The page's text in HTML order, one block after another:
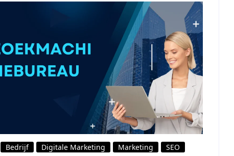
Bedrijf Digitale Marketing Marketing SEO